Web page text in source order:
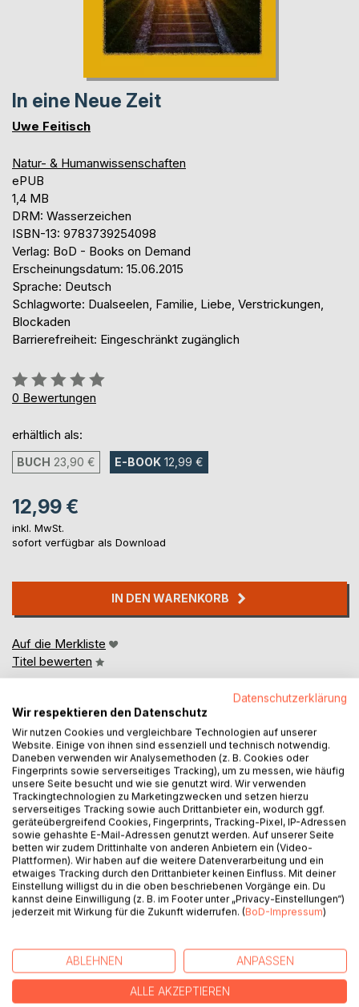
In eine Neue Zeit
Uwe Feitisch
Natur- & Humanwissenschaften
ePUB
1,4 MB
DRM: Wasserzeichen
ISBN-13: 9783739254098
Verlag: BoD - Books on Demand
Erscheinungsdatum: 15.06.2015
Sprache: Deutsch
Schlagworte: Dualseelen, Familie, Liebe, Verstrickungen,
Blockaden
Barrierefreiheit: Eingeschränkt zugänglich
Bewertung::
0%
0 Bewertungen
erhältlich als:
BUCH 23,90 € E-BOOK 12,99 €
12,99 €
inkl. MwSt.
sofort verfügbar als Download
IN DEN WARENKORB
Auf die Merkliste
Titel bewerten
BESCHREIBUNG
Das Leben besteht aus sogenannten „Lernaufgaben“ und
in diesem Buch gehe ich auf verschiedene Thematiken ein,
um eine Hilfestellung zu geben, seine bisherigen
Blickwinkel einmal zu überdenken oder sie sich zumindest
einmal genauer anzuschauen. Denn warum man ist wie man
ist, warum das Leben lief wie es lief und auch warum die
hat einmal gesagt „Erkläre den Frieden, wie du den Krieg
erklärst. Es kann Frieden geben, du musst ihn nur erklären!“
und diese Aussage betrifft nicht nur global die Welt. Diese
Konflikte hat auch jeder einzelne Mensch in sich, vielleicht
Datenschutzerklärung
Wir respektieren den Datenschutz
Wir nutzen Cookies und vergleichbare Technologien auf unserer
Website. Einige von ihnen sind essenziell und technisch notwendig.
Daneben verwenden wir Analysemethoden (z. B. Cookies oder
Fingerprints sowie serverseitiges Tracking), um zu messen, wie häufig
unsere Seite besucht und wie sie genutzt wird. Wir verwenden
Trackingtechnologien zu Marketingzwecken und setzen hierzu
serverseitiges Tracking sowie auch Drittanbieter ein, wodurch ggf.
geräteübergreifend Cookies, Fingerprints, Tracking-Pixel, IP-Adressen
sowie gehashte E-Mail-Adressen genutzt werden. Auf unserer Seite
betten wir zudem Drittinhalte von anderen Anbietern ein (Video-
Plattformen). Wir haben auf die weitere Datenverarbeitung und ein
etwaiges Tracking durch den Drittanbieter keinen Einfluss. Mit deiner
Einstellung willigst du in die oben beschriebenen Vorgänge ein. Du
kannst deine Einwilligung (z. B. im Footer unter „Privacy-Einstellungen“)
jederzeit mit Wirkung für die Zukunft widerrufen. (BoD-Impressum)
ABLEHNEN ANPASSEN
ALLE AKZEPTIEREN